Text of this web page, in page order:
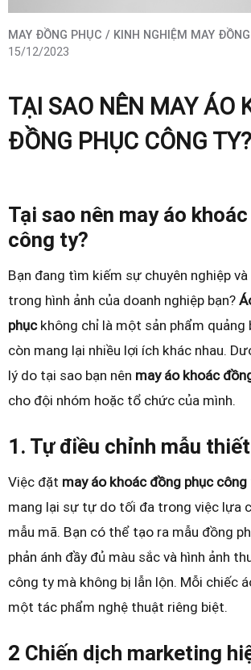
MAY ĐỒNG PHỤC / KINH NGHIỆM MAY
15/12/2023
TẠI SAO NÊN MAY ÁO
ĐỒNG PHỤC CÔNG TY?
Tại sao nên may áo
công ty?
Bạn đang tìm kiếm sự chuyên nghiệp
trong hình ảnh của doanh nghiệp bạn?
phụckhông chỉ là một sản phẩm quảng
còn mang lại nhiều lợi ích khác nhau.
lý do tại sao bạn nên may áo khoác
cho đội nhóm hoặc tổ chức của mình.
1. Tự điều chỉnh mẫu
Việc đặt may áo khoác đồng phục
mang lại sự tự do tối đa trong việc lựa
mẫu mã. Bạn có thể tạo ra mẫu đồng
phản ánh đầy đủ màu sắc và hình ảnh
công ty mà không bị lẫn lộn. Mỗi chiếc
một tác phẩm nghệ thuật riêng biệt.
2 Chiến dịch marketing